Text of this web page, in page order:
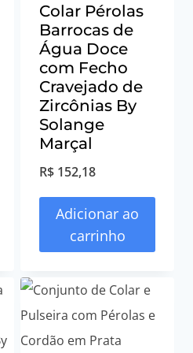
Colar Pérolas
Barrocas de
Água Doce
com Fecho
Cravejado de
Zircônias By
Solange
Marçal
R$ 152,18
Adicionar ao
carrinho